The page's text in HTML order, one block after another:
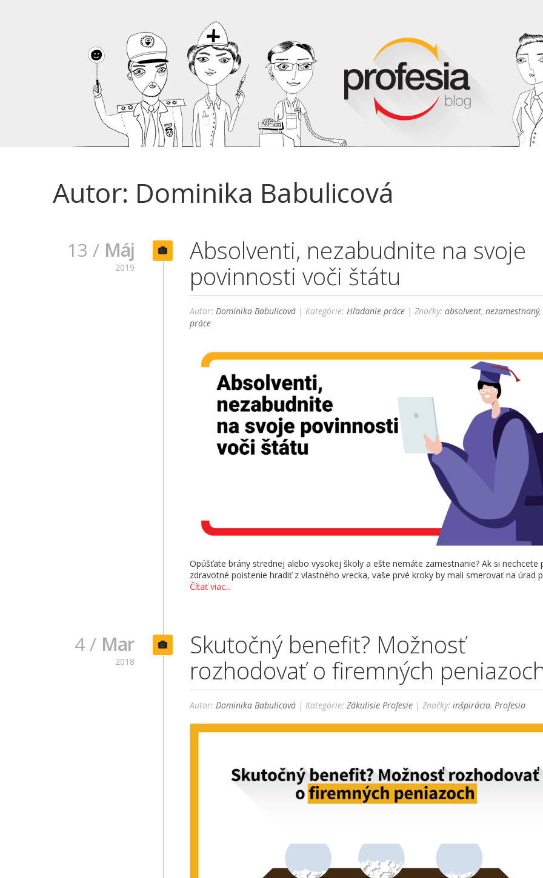
Autor: Dominika Babulicová
13 / Máj
2019
Absolventi, nezabudnite na svoje
povinnosti voči štátu
Autor:Dominika Babulicová | Kategórie:Hľadanie práce | Značky:absolvent,nezamestnaný
práce
Opúšťate brány strednej alebo vysokej školy a ešte nemáte zamestnanie? Ak si nechcete
zdravotné poistenie hradiť z vlastného vrecka, vaše prvé kroky by mali smerovať na úrad
Čítať viac...
4 / Mar
2018
Skutočný benefit? Možnosť
rozhodovať o firemných
Autor:Dominika Babulicová | Kategórie:Zákulisie Profesie | Značky:inšpirácia,Profesia